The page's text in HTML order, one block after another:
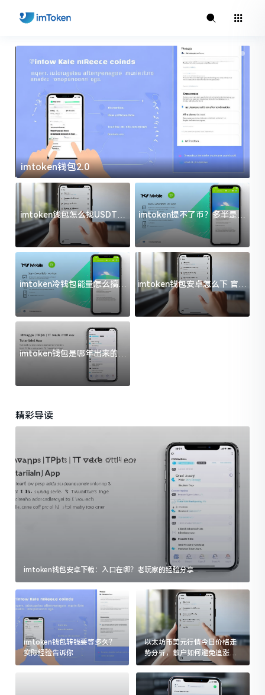
imtoken钱包2.0
imtoken钱包怎么找USDT地
址？三步搞定不踩坑
imtoken提不了币？多半是这
几件事没处理好
imtoken冷钱包能量怎么搞？
过来人告诉你门道
imtoken钱包安卓怎么下 官方
渠道避坑指南
imtoken钱包是哪年出来的？
一文给你说清楚
精彩导读
imtoken钱包安卓下载：入口在哪？老玩家的经验分享
imtoken钱包转钱要等多久？
实际经验告诉你
以太坊币美元行情今日价格走
势分析，散户如何避免追涨杀
跌被套牢